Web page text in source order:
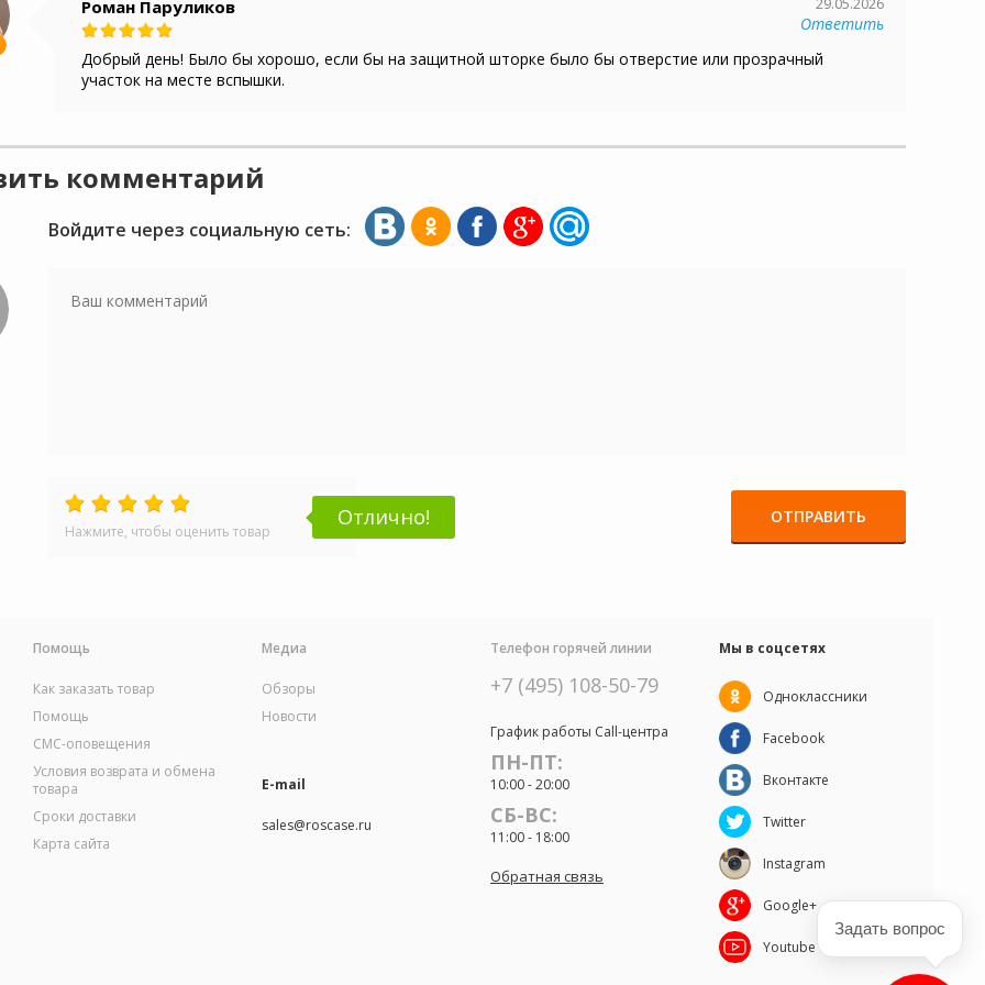
Роман Паруликов 29.05.2026
Ответить
Добрый день! Было бы хорошо, если бы на защитной шторке было бы отверстие или прозрачный
участок на месте вспышки.
комментарий
Войдите через социальную сеть:
Отлично!
Нажмите, чтобы оценить товар
ОТПРАВИТЬ
Помощь
Как заказать товар
Помощь
СМС-оповещения
Условия возврата и обмена
товара
Сроки доставки
Карта сайта
Медиа
Обзоры
Новости
E-mail
sales@roscase.ru
Телефон горячей линии
+7 (495) 108-50-79
График работы Call-центра
ПН-ПТ:
10:00 - 20:00
СБ-ВС:
11:00 - 18:00
Обратная связь
Мы в соцсетях
Одноклассники
Facebook
Вконтакте
Twitter
Instagram
Google+
Youtube
Задать вопрос